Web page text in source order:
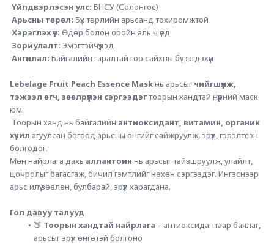
Үйлдвэрлэсэн улс: БНСУ (Солонгос)
Арьсны төрөл: Бүх төрлийн арьсанд тохиромжтой
Хэрэглэх үе: Өдөр болон оройн аль ч үед
Зориулалт: Эмэгтэйчүүдэд
Ангилал: Байгалийн гаралтай гоо сайхны бүтээгдэхүүн
Lebelage Fruit Peach Essence Mask нь арьсыг чийгшүүлж,
тэжээл өгч, зөөлрүүлэн сэргээдэг тоорын хандтай нүүрний маск
юм.
Тоорын ханд нь байгалийн антиоксидант, витамин, органик
хүчил агуулсан бөгөөд арьсны өнгийг сайжруулж, эрүүл, гэрэлтсэн
болгодог.
Мөн найрлага дахь аллантоин нь арьсыг тайвшруулж, улайлт,
цочролыг багасгаж, бичил гэмтлийг нөхөн сэргээдэг. Ингэснээр
арьс илүү зөөлөн, булбарай, эрүүл харагдана.
Гол давуу талууд
🍑 Тоорын хандтай найрлага – антиоксидантаар баялаг,
арьсыг эрүүл өнгөтэй болгоно